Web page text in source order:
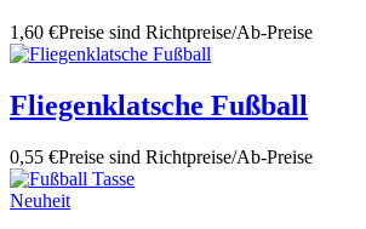
1,60 €Preise sind Richtpreise/Ab-Preise
Fliegenklatsche Fußball
0,55 €Preise sind Richtpreise/Ab-Preise
Neuheit